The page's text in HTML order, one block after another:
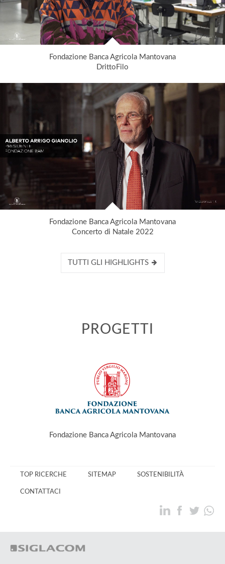
Fondazione Banca Agricola Mantovana
DrittoFilo
Fondazione Banca Agricola Mantovana
Concerto di Natale 2022
TUTTI GLI HIGHLIGHTS
PROGETTI
Fondazione Banca Agricola Mantovana
TOP RICERCHE SITEMAP SOSTENIBILITÀ
CONTATTACI